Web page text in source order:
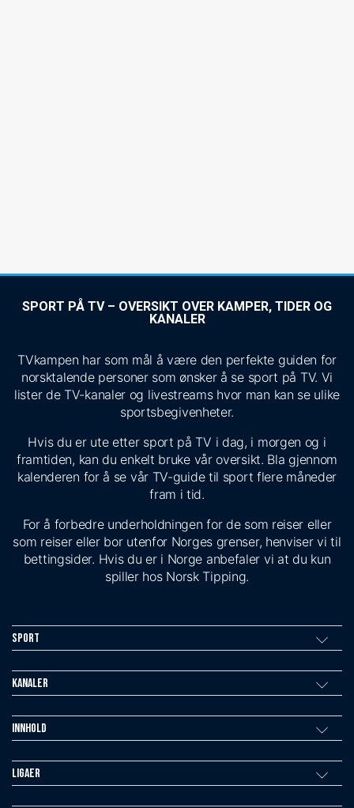
SPORT PÅ TV – OVERSIKT OVER KAMPER, TIDER OG
KANALER
TVkampen har som mål å være den perfekte guiden for
norsktalende personer som ønsker å se sport på TV. Vi
lister de TV-kanaler og livestreams hvor man kan se ulike
sportsbegivenheter.
Hvis du er ute etter sport på TV i dag, i morgen og i
framtiden, kan du enkelt bruke vår oversikt. Bla gjennom
kalenderen for å se vår TV-guide til sport flere måneder
fram i tid.
For å forbedre underholdningen for de som reiser eller
som reiser eller bor utenfor Norges grenser, henviser vi til
bettingsider. Hvis du er i Norge anbefaler vi at du kun
spiller hos Norsk Tipping.
Sport
Kanaler
Innhold
Ligaer